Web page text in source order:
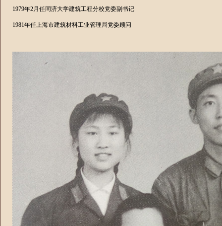
1979年2月任同济大学建筑工程分校党委副书记
1981年任上海市建筑材料工业管理局党委顾问